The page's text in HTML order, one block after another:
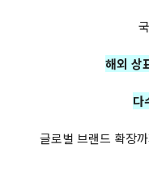
해외 상
다
글로벌 브랜드 확장